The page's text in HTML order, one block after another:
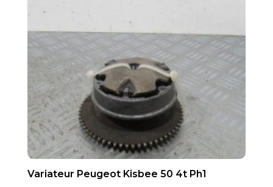
Variateur Peugeot Kisbee 50 4t Ph1